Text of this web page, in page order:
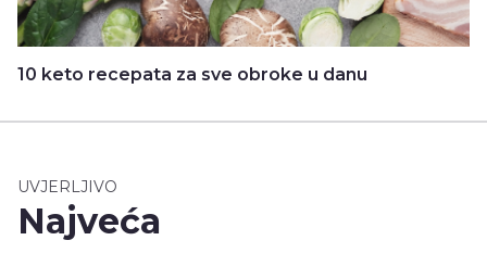
10 keto recepata za sve obroke u danu
UVJERLJIVO
Najveća